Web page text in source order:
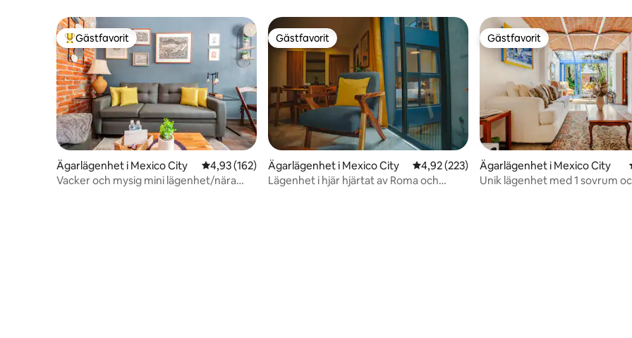
Populär gästfavorit
Gästfavorit
Ägarlägenhet i Mexico City 4,93 av 5 i genomsnittligt betyg, 162 omdömen
4,93 (162)
Vacker och mysig mini lägenhet/nära
Gästfavorit
Gästfavorit
Ägarlägenhet i Mexico City 4,92 av 5 i genomsnittligt betyg, 223
4,92 (223)
Lägenhet i hjär hjärtat av Roma och
Gästfavorit
Gästfavorit
Ägarlägenhet i Mexico City
Unik lägenhet med 1 sovrum